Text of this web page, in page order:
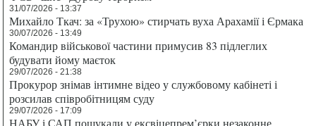
31/07/2026 - 13:37
Михайло Ткач: за «Трухою» стирчать вуха Арахамії і Єрмака
30/07/2026 - 13:49
Командир військової частини примусив 83 підлеглих
будувати йому маєток
29/07/2026 - 21:38
Прокурор знімав інтимне відео у службовому кабінеті і
розсилав співробітницям суду
29/07/2026 - 17:09
НАБУ і САП пошукали у ексвіцепрем’єрки незаконне